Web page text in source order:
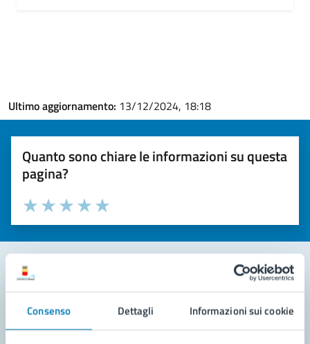
Consenso Dettagli Informazioni sui cookie
Ultimo aggiornamento: 13/12/2024, 18:18
Quanto sono chiare le informazioni su questa
pagina?
Valuta la chiarezza delle informazioni (da 1 a 5 stelle)
Seleziona il numero di stelle per valutare la chiarezza delle
Valuta 5 stelle su 5
Valuta 4 stelle su 5
Valuta 3 stelle su 5
Valuta 2 stelle su 5
Valuta 1 stelle su 5
Leggi le domande frequenti